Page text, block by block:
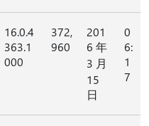
16.0.4
363.1
000
372,
960
201
6 年
3 月
15
日
0
6:
1
7